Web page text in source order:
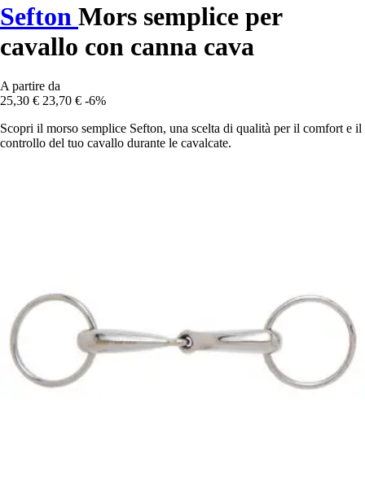
Sefton Mors semplice per
cavallo con canna cava
A partire da
25,30 € 23,70 € -6%
Scopri il morso semplice Sefton, una scelta di qualità per il comfort e il
controllo del tuo cavallo durante le cavalcate.